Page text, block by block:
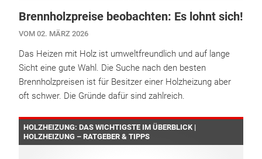
Brennholzpreise beobachten: Es lohnt sich!
VOM 02. MÄRZ 2026
Das Heizen mit Holz ist umweltfreundlich und auf lange
Sicht eine gute Wahl. Die Suche nach den besten
Brennholzpreisen ist für Besitzer einer Holzheizung aber
oft schwer. Die Gründe dafür sind zahlreich.
HOLZHEIZUNG: DAS WICHTIGSTE IM ÜBERBLICK |
HOLZHEIZUNG – RATGEBER & TIPPS